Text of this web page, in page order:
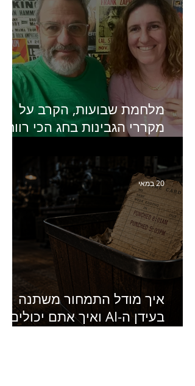
מלחמת שבועות, הקרב על
מקררי הגבינות בחג הכי רווחי
סמנכ״לית השיווק והמכירות
של מחלבות גד
איך מודל התמחור משתנה
בעידן ה-AI ואיך אתם יכולים
20 במאי